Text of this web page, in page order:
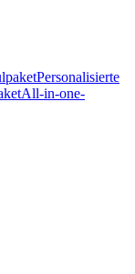
Personalisierte
All-in-one-